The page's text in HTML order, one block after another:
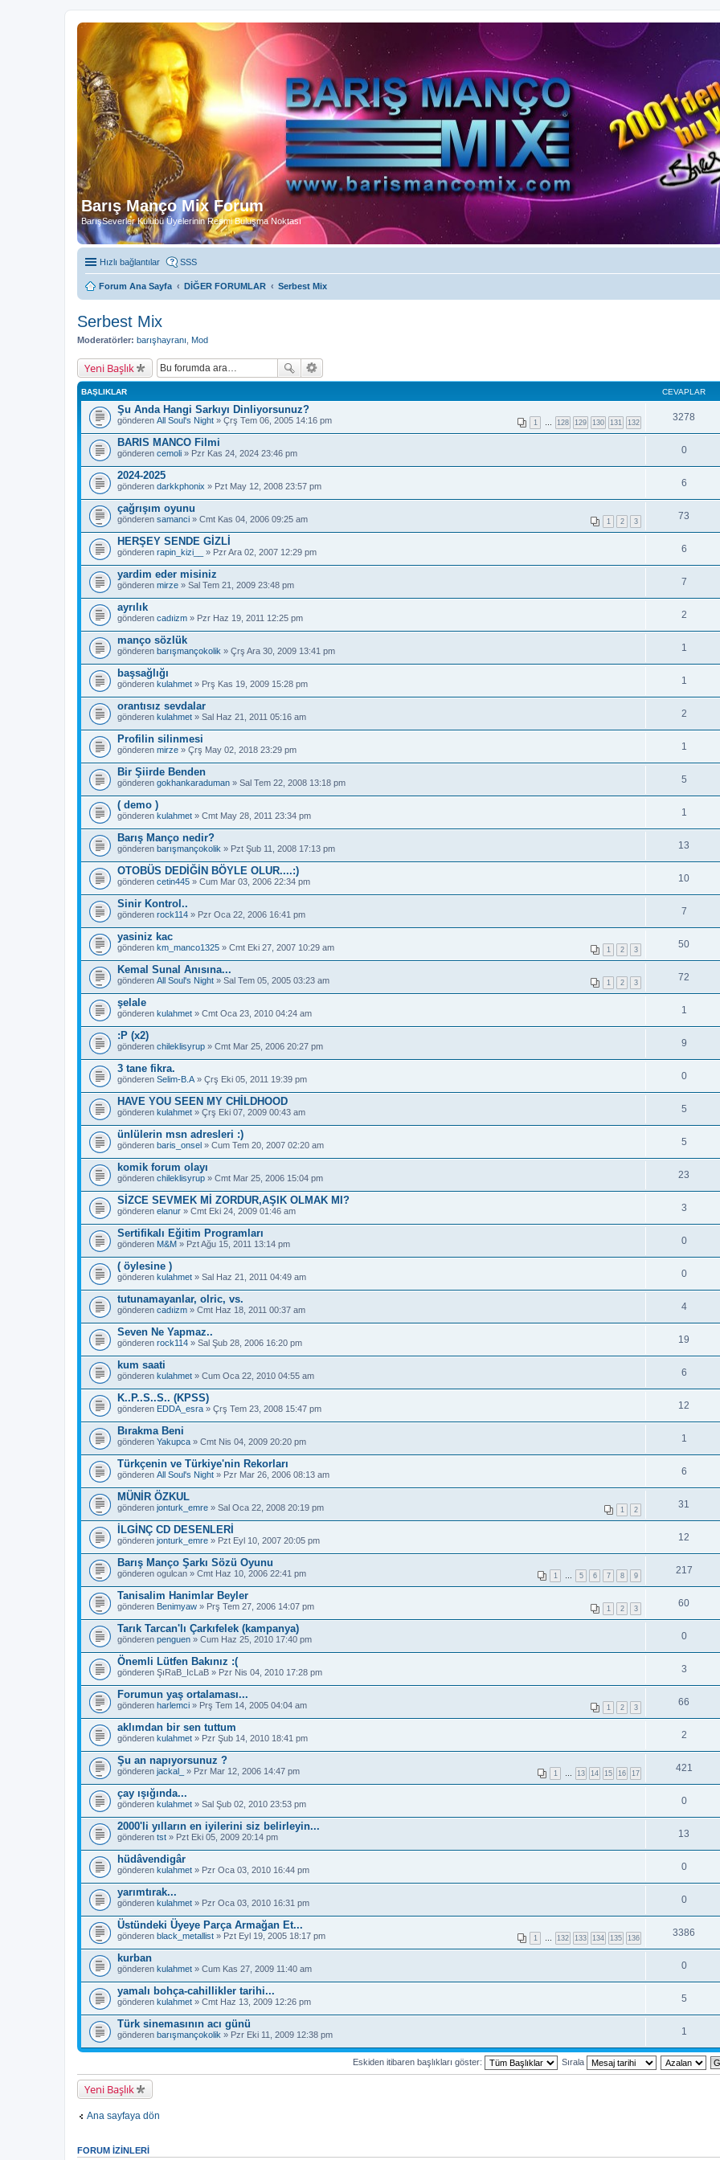
Barış Manço Mix Forum
BarışSeverler Kulübü Üyelerinin Resmi Buluşma Noktası
Hızlı bağlantılar SSS
Forum Ana Sayfa DİĞER FORUMLAR Serbest Mix
Serbest Mix
Moderatörler: barışhayranı Mod
Yeni Başlık
BAŞLIKLAR CEVAPLAR
Şu Anda Hangi Sarkıyı Dinliyorsunuz?
1 … 128 129 130 131 132
gönderen All Soul's Night » Çrş Tem 06, 2005 14:16 pm 3278
BARIS MANCO Filmi
gönderen cemoli » Pzr Kas 24, 2024 23:46 pm 0
2024-2025
gönderen darkkphonix » Pzt May 12, 2008 23:57 pm 6
çağrışım oyunu
1 2 3
gönderen samanci » Cmt Kas 04, 2006 09:25 am 73
HERŞEY SENDE GİZLİ
gönderen rapin_kizi__ » Pzr Ara 02, 2007 12:29 pm 6
yardim eder misiniz
gönderen mirze » Sal Tem 21, 2009 23:48 pm 7
ayrılık
gönderen cadıizm » Pzr Haz 19, 2011 12:25 pm 2
manço sözlük
gönderen barışmançokolik » Çrş Ara 30, 2009 13:41 pm 1
başsağlığı
gönderen kulahmet » Prş Kas 19, 2009 15:28 pm 1
orantısız sevdalar
gönderen kulahmet » Sal Haz 21, 2011 05:16 am 2
Profilin silinmesi
gönderen mirze » Çrş May 02, 2018 23:29 pm 1
Bir Şiirde Benden
gönderen gokhankaraduman » Sal Tem 22, 2008 13:18 pm 5
( demo )
gönderen kulahmet » Cmt May 28, 2011 23:34 pm 1
Barış Manço nedir?
gönderen barışmançokolik » Pzt Şub 11, 2008 17:13 pm 13
OTOBÜS DEDİĞİN BÖYLE OLUR....:)
gönderen cetin445 » Cum Mar 03, 2006 22:34 pm 10
Sinir Kontrol..
gönderen rock114 » Pzr Oca 22, 2006 16:41 pm 7
yasiniz kac
1 2 3
gönderen km_manco1325 » Cmt Eki 27, 2007 10:29 am 50
Kemal Sunal Anısına...
1 2 3
gönderen All Soul's Night » Sal Tem 05, 2005 03:23 am 72
şelale
gönderen kulahmet » Cmt Oca 23, 2010 04:24 am 1
:P (x2)
gönderen chileklisyrup » Cmt Mar 25, 2006 20:27 pm 9
3 tane fikra.
gönderen Selim-B.A » Çrş Eki 05, 2011 19:39 pm 0
HAVE YOU SEEN MY CHİLDHOOD
gönderen kulahmet » Çrş Eki 07, 2009 00:43 am 5
ünlülerin msn adresleri :)
gönderen baris_onsel » Cum Tem 20, 2007 02:20 am 5
komik forum olayı
gönderen chileklisyrup » Cmt Mar 25, 2006 15:04 pm 23
SİZCE SEVMEK Mİ ZORDUR,AŞIK OLMAK MI?
gönderen elanur » Cmt Eki 24, 2009 01:46 am 3
Sertifikalı Eğitim Programları
gönderen M&M » Pzt Ağu 15, 2011 13:14 pm 0
( öylesine )
gönderen kulahmet » Sal Haz 21, 2011 04:49 am 0
tutunamayanlar, olric, vs.
gönderen cadıizm » Cmt Haz 18, 2011 00:37 am 4
Seven Ne Yapmaz..
gönderen rock114 » Sal Şub 28, 2006 16:20 pm 19
kum saati
gönderen kulahmet » Cum Oca 22, 2010 04:55 am 6
K..P..S..S.. (KPSS)
gönderen EDDA_esra » Çrş Tem 23, 2008 15:47 pm 12
Bırakma Beni
gönderen Yakupca » Cmt Nis 04, 2009 20:20 pm 1
Türkçenin ve Türkiye'nin Rekorları
gönderen All Soul's Night » Pzr Mar 26, 2006 08:13 am 6
MÜNİR ÖZKUL
1 2
gönderen jonturk_emre » Sal Oca 22, 2008 20:19 pm 31
İLGİNÇ CD DESENLERİ
gönderen jonturk_emre » Pzt Eyl 10, 2007 20:05 pm 12
Barış Manço Şarkı Sözü Oyunu
1 … 5 6 7 8 9
gönderen ogulcan » Cmt Haz 10, 2006 22:41 pm 217
Tanisalim Hanimlar Beyler
1 2 3
gönderen Benimyaw » Prş Tem 27, 2006 14:07 pm 60
Tarık Tarcan'lı Çarkıfelek (kampanya)
gönderen penguen » Cum Haz 25, 2010 17:40 pm 0
Önemli Lütfen Bakınız :(
gönderen ŞıRaB_IcLaB » Pzr Nis 04, 2010 17:28 pm 3
Forumun yaş ortalaması...
1 2 3
gönderen harlemci » Prş Tem 14, 2005 04:04 am 66
aklımdan bir sen tuttum
gönderen kulahmet » Pzr Şub 14, 2010 18:41 pm 2
Şu an napıyorsunuz ?
1 … 13 14 15 16 17
gönderen jackal_ » Pzr Mar 12, 2006 14:47 pm 421
çay ışığında...
gönderen kulahmet » Sal Şub 02, 2010 23:53 pm 0
2000'li yılların en iyilerini siz belirleyin...
gönderen tst » Pzt Eki 05, 2009 20:14 pm 13
hüdâvendigâr
gönderen kulahmet » Pzr Oca 03, 2010 16:44 pm 0
yarımtırak...
gönderen kulahmet » Pzr Oca 03, 2010 16:31 pm 0
Üstündeki Üyeye Parça Armağan Et...
1 … 132 133 134 135 136
gönderen black_metallist » Pzt Eyl 19, 2005 18:17 pm 3386
kurban
gönderen kulahmet » Cum Kas 27, 2009 11:40 am 0
yamalı bohça-cahillikler tarihi...
gönderen kulahmet » Cmt Haz 13, 2009 12:26 pm 5
Türk sinemasının acı günü
gönderen barışmançokolik » Pzr Eki 11, 2009 12:38 pm 1
Eskiden itibaren başlıkları göster: Sırala
Yeni Başlık
Ana sayfaya dön
FORUM IZINLERI